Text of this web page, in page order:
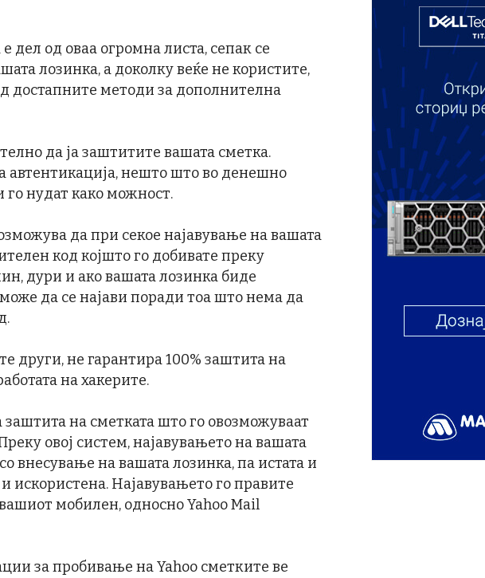
дел од оваа огромна листа, сепак се
лозинка, а доколку веќе не користите,
достапните методи за дополнителна
да ја заштитите вашата сметка.
автентикација, нешто што во денешно
го нудат како можност.
да при секое најавување на вашата
код којшто го добивате преку
дури и ако вашата лозинка биде
да се најави поради тоа што нема да
други, не гарантира 100% заштита на
на хакерите.
на сметката што го овозможуваат
овој систем, најавувањето на вашата
внесување на вашата лозинка, па истата и
Најавувањето го правите
мобилен, односно Yahoo Mail
за пробивање на Yahoo сметките ве